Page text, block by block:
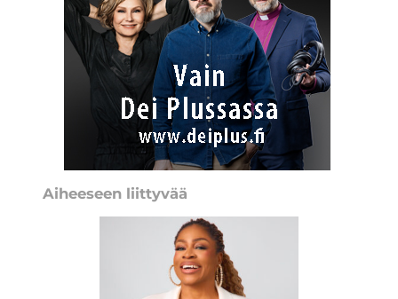
Aiheeseen liittyvää